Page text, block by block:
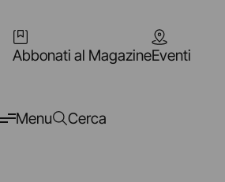
Abbonati al MagazineEventi
Menu Cerca